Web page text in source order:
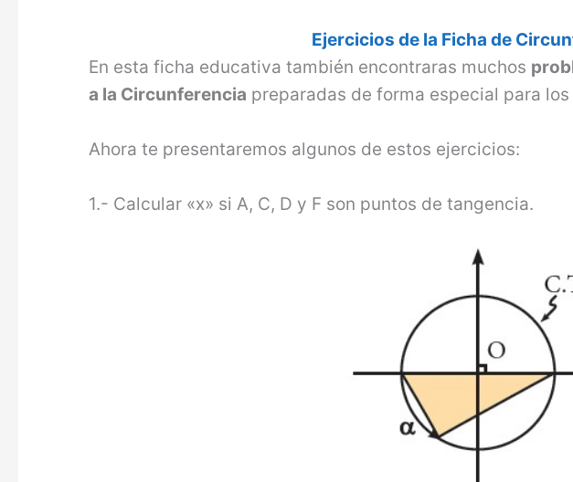
Ejercicios de la Ficha de
En esta ficha educativa también encontraras muchos
a la Circunferencia preparadas de forma especial para
Ahora te presentaremos algunos de estos ejercicios:
1.- Calcular «x» si A, C, D y F son puntos de tangen­cia.